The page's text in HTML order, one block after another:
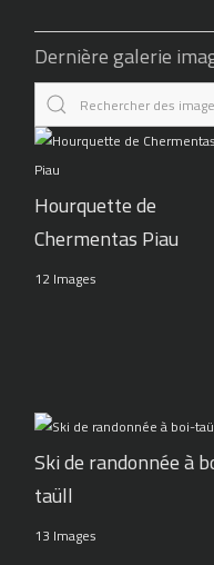
Dernière galerie
Hourquette de
Chermentas Piau
12 Images
Ski de randonnée à
taüll
13 Images